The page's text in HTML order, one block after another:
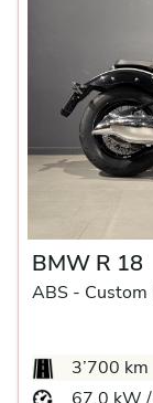
BMW R 18
ABS -
3’700 km